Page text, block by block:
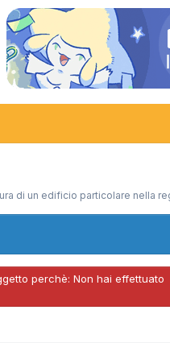
di un edificio particolare nella
perchè: Non hai effettuato